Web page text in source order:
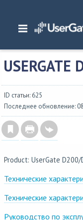
Главная/ Аппаратные
USERGATE
ID статьи: 625
Последнее обновление:
Product: UserGate D200/
Технические
Технические
Руководство по